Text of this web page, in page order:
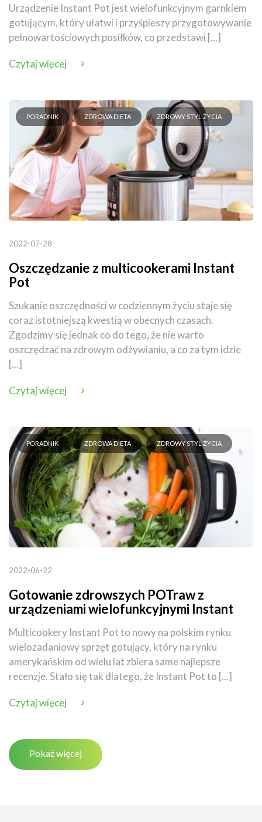
Urządzenie Instant Pot jest wielofunkcyjnym garnkiem
gotującym, który ułatwi i przyśpieszy przygotowywanie
pełnowartościowych posiłków, co przedstawi [...]
Czytaj więcej
PORADNIK ZDROWA DIETA ZDROWY STYL ŻYCIA
2022-07-28
Oszczędzanie z multicookerami Instant
Pot
Szukanie oszczędności w codziennym życiu staje się
coraz istotniejszą kwestią w obecnych czasach.
Zgodzimy się jednak co do tego, że nie warto
oszczędzać na zdrowym odżywianiu, a co za tym idzie
[...]
Czytaj więcej
PORADNIK ZDROWA DIETA ZDROWY STYL ŻYCIA
2022-06-22
Gotowanie zdrowszych POTraw z
urządzeniami wielofunkcyjnymi Instant
Multicookery Instant Pot to nowy na polskim rynku
wielozadaniowy sprzęt gotujący, który na rynku
amerykańskim od wielu lat zbiera same najlepsze
recenzje. Stało się tak dlatego, że Instant Pot to [...]
Czytaj więcej
Pokaż więcej